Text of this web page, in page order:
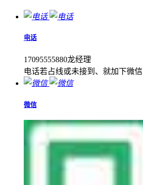
电话
17095555880龙经理
电话若占线或未接到、就加下微信
微信